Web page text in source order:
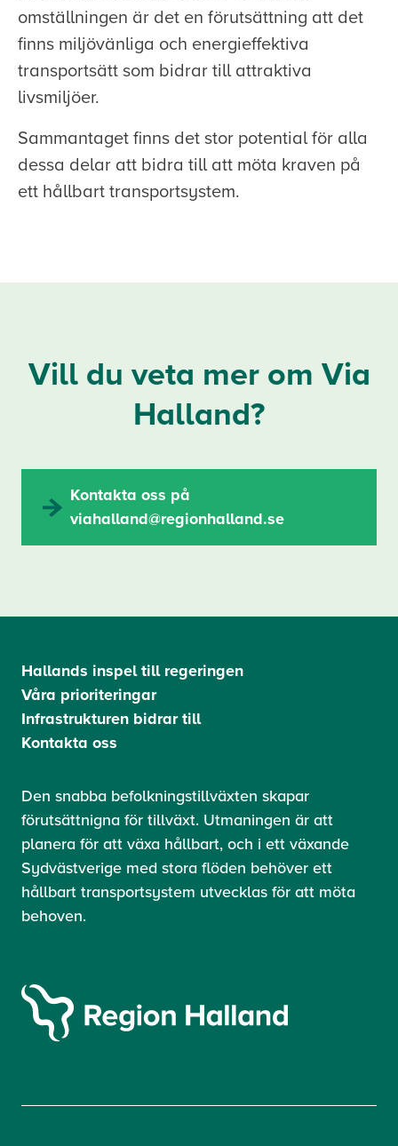
omställningen är det en förutsättning att det
finns miljövänliga och energieffektiva
transportsätt som bidrar till attraktiva
livsmiljöer.
Sammantaget finns det stor potential för alla
dessa delar att bidra till att möta kraven på
ett hållbart transportsystem.
Vill du veta mer om Via
Halland?
Kontakta oss på
viahalland@regionhalland.se
Hallands inspel till regeringen
Våra prioriteringar
Infrastrukturen bidrar till
Kontakta oss
Den snabba befolkningstillväxten skapar
förutsättnigna för tillväxt. Utmaningen är att
planera för att växa hållbart, och i ett växande
Sydvästverige med stora flöden behöver ett
hållbart transportsystem utvecklas för att möta
behoven.